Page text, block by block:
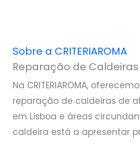
Sobre a CRITERIAROMA
Reparação de Caldeiras
Na CRITERIAROMA,
reparação de caldeiras de
em Lisboa e áreas
caldeira está a apresentar